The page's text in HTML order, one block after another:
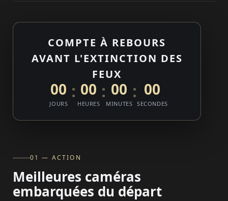
COMPTE À REBOURS
AVANT L'EXTINCTION DES
FEUX
00
JOURS
: 00
HEURES
: 00
MINUTES
: 00
SECONDES
01 — ACTION
Meilleures caméras
embarquées du départ